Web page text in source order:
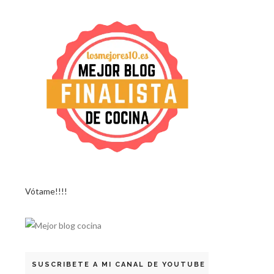
Vótame!!!!
SUSCRIBETE A MI CANAL DE YOUTUBE